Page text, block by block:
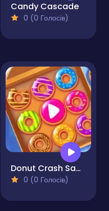
Candy Cascade
0 (0 Голосів)
Donut Crash Saga
0 (0 Голосів)